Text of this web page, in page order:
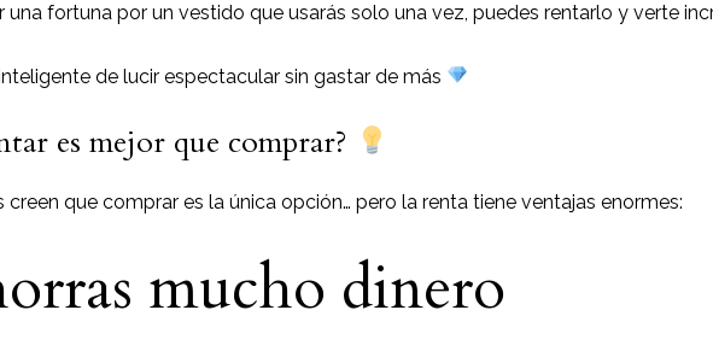
una fortuna por un vestido que usarás solo una vez, puedes rentarlo y verte
de lucir espectacular sin gastar de más
es mejor que comprar?
creen que comprar es la única opción… pero la renta tiene ventajas enormes:
mucho dinero